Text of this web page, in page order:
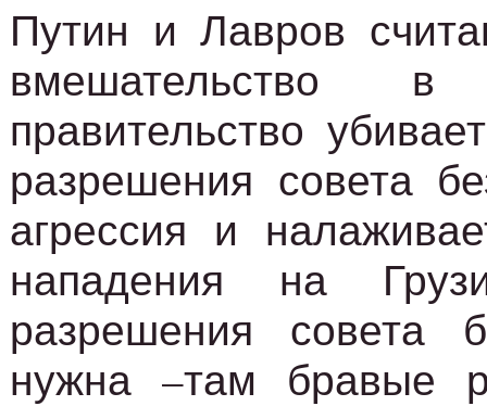
Путин и Лавров
вмешательство
правительство
разрешения совета
агрессия и
нападения на
разрешения совета
нужна –там бравые